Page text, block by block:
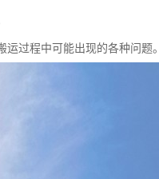
过程中可能出现的各种问题。